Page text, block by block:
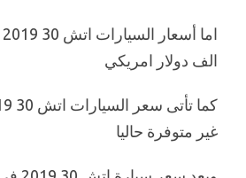
الف دولار امريكي
غير متوفرة حاليا